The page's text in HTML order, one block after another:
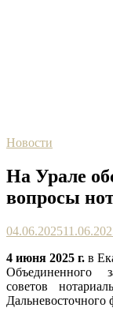
Новости
На Урале
вопросы
04.06.2025
4 июня 2025 г. в
Объединенного
советов
Дальневосточного